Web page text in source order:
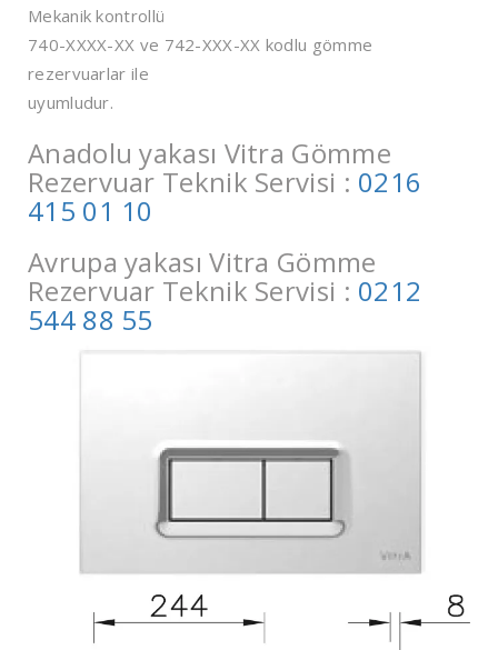
Mekanik kontrollü
740-XXXX-XX ve 742-XXX-XX kodlu gömme
rezervuarlar ile
uyumludur.
Anadolu yakası Vitra Gömme
Rezervuar Teknik Servisi : 0216
415 01 10
Avrupa yakası Vitra Gömme
Rezervuar Teknik Servisi : 0212
544 88 55